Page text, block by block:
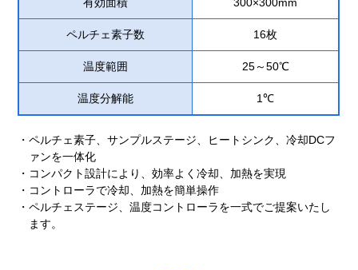
ペルチェ素子数 16枚
温度範囲 25～50℃
温度分解能 1℃
ペルチェ素子、サンプルステージ、ヒートシンク、冷却DCフ
ァンを一体化
コンパクト設計により、効率よく冷却、加熱を実現
コントローラで冷却、加熱を簡単操作
ペルチェステージ、温度コントローラを一式でご提案いたし
ます。